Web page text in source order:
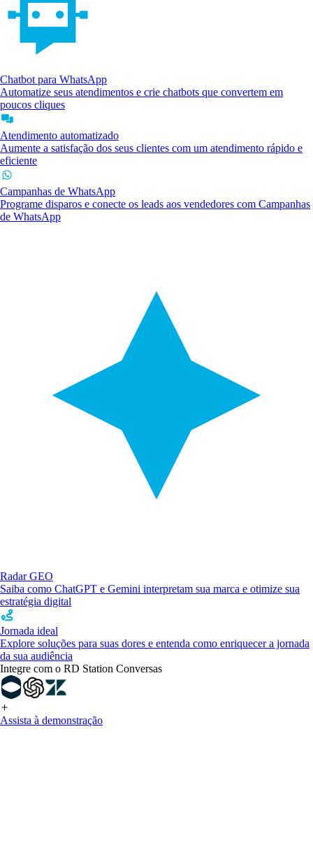
Chatbot para WhatsApp
Automatize seus atendimentos e crie chatbots que convertem em
poucos cliques
Atendimento automatizado
Aumente a satisfação dos seus clientes com um atendimento rápido e
eficiente
Campanhas de WhatsApp
Programe disparos e conecte os leads aos vendedores com Campanhas
de WhatsApp
Radar GEO
Saiba como ChatGPT e Gemini interpretam sua marca e otimize sua
estratégia digital
Jornada ideal
Explore soluções para suas dores e entenda como enriquecer a jornada
da sua audiência
Integre com o RD Station Conversas
Assista à demonstração